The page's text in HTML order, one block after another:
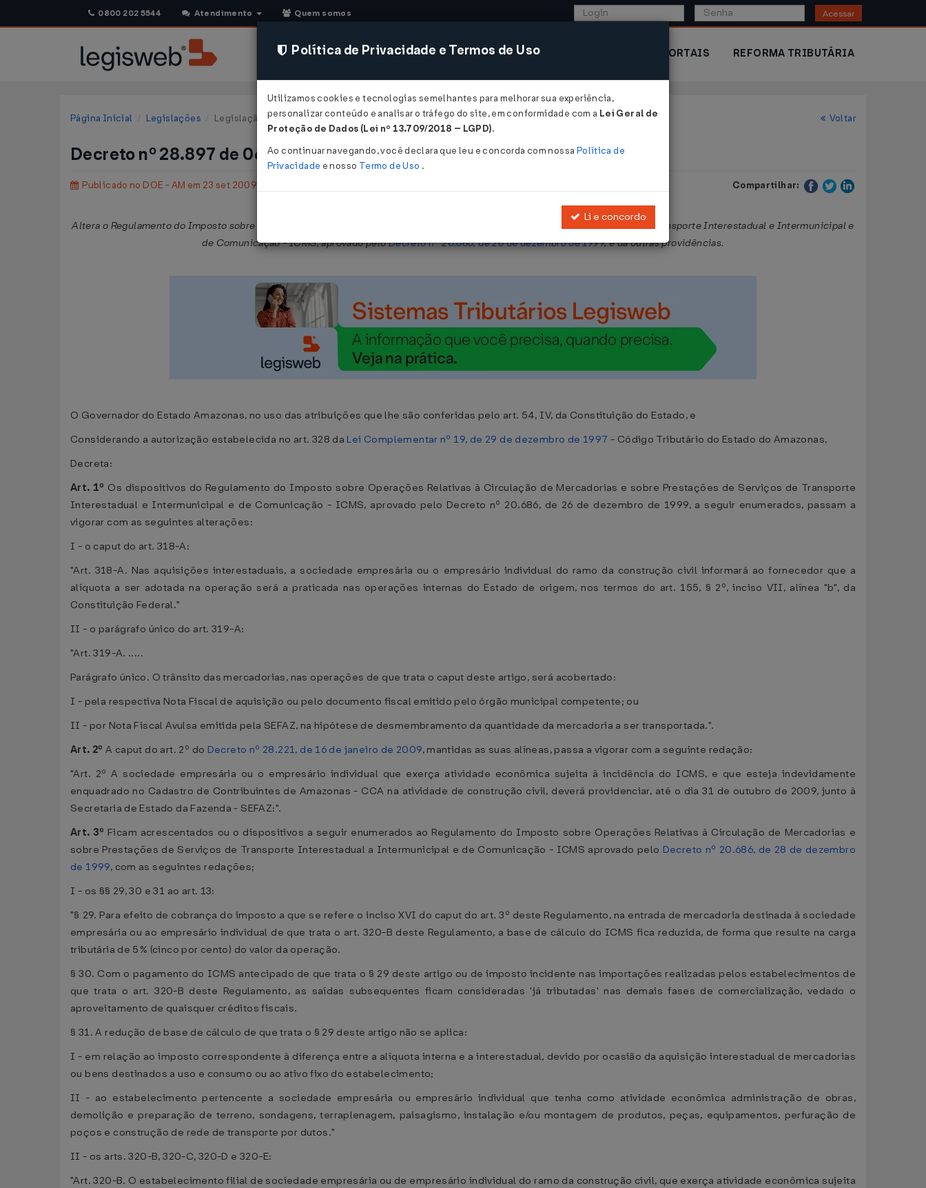
0800 202 5544 Atendimento Quem somos Acessar
CONSULTORIA SISTEMAS COMÉRCIO EXTERIOR PORTAIS REFORMA TRIBUTÁRIA
Página Inicial Legislações Legislação Estadual - Amazonas Voltar
Decreto nº 28.897 de 06/08/2009
Publicado no DOE - AM em 23 set 2009 Compartilhar:
Altera o Regulamento do Imposto sobre Operações Relativas à Circulação de Mercadorias e sobre Prestações de Serviços de Transporte Interestadual e Intermunicipal e
de Comunicação - ICMS, aprovado peloDecreto nº 20.686, de 28 de dezembro de 1999, e dá outras providências.
O Governador do Estado Amazonas, no uso das atribuições que lhe são conferidas pelo art. 54, IV, da Constituição do Estado, e
Considerando a autorização estabelecida no art. 328 da Lei Complementar nº 19, de 29 de dezembro de 1997 - Código Tributário do Estado do Amazonas,
Decreta:
Art. 1º Os dispositivos do Regulamento do Imposto sobre Operações Relativas à Circulação de Mercadorias e sobre Prestações de Serviços de Transporte
Interestadual e Intermunicipal e de Comunicação - ICMS, aprovado pelo Decreto nº 20.686, de 26 de dezembro de 1999, a seguir enumerados, passam a
vigorar com as seguintes alterações:
I - o caput do art. 318-A:
"Art. 318-A. Nas aquisições interestaduais, a sociedade empresária ou o empresário individual do ramo da construção civil informará ao fornecedor que a
alíquota a ser adotada na operação será a praticada nas operações internas do Estado de origem, nos termos do art. 155, § 2º, inciso VII, alínea "b", da
Constituição Federal."
II - o parágrafo único do art. 319-A:
"Art. 319-A. .....
Parágrafo único. O trânsito das mercadorias, nas operações de que trata o caput deste artigo, será acobertado:
I - pela respectiva Nota Fiscal de aquisição ou pelo documento fiscal emitido pelo órgão municipal competente; ou
II - por Nota Fiscal Avulsa emitida pela SEFAZ, na hipótese de desmembramento da quantidade da mercadoria a ser transportada.".
Art. 2º A caput do art. 2º do Decreto nº 28.221, de 16 de janeiro de 2009, mantidas as suas alíneas, passa a vigorar com a seguinte redação:
"Art. 2º A sociedade empresária ou o empresário individual que exerça atividade econômica sujeita à incidência do ICMS, e que esteja indevidamente
enquadrado no Cadastro de Contribuintes de Amazonas - CCA na atividade de construção civil, deverá providenciar, até o dia 31 de outubro de 2009, junto à
Secretaria de Estado da Fazenda - SEFAZ:".
Art. 3º Ficam acrescentados ou o dispositivos a seguir enumerados ao Regulamento do Imposto sobre Operações Relativas à Circulação de Mercadorias e
sobre Prestações de Serviços de Transporte Interestadual a Intermunicipal e de Comunicação - ICMS aprovado pelo Decreto nº 20.686, de 28 de dezembro
de 1999, com as seguintes redações;
I - os §§ 29, 30 e 31 ao art. 13:
"§ 29. Para efeito de cobrança do imposto a que se refere o inciso XVI do caput do art. 3º deste Regulamento, na entrada de mercadoria destinada à sociedade
empresária ou ao empresário individual de que trata o art. 320-B deste Regulamento, a base de cálculo do ICMS fica reduzida, de forma que resulte na carga
tributária de 5% (cinco por cento) do valor da operação.
§ 30. Com o pagamento do ICMS antecipado de que trata o § 29 deste artigo ou de imposto incidente nas importações realizadas pelos estabelecimentos de
que trata o art. 320-B deste Regulamento, as saídas subsequentes ficam consideradas 'já tributadas' nas demais fases de comercialização, vedado o
aproveitamento de quaisquer créditos fiscais.
§ 31. A redução de base de cálculo de que trata o § 29 deste artigo não se aplica:
I - em relação ao imposto correspondente à diferença entre a alíquota interna e a interestadual, devido por ocasião da aquisição interestadual de mercadorias
ou bens destinados a uso e consumo ou ao ativo fixo do estabelecimento;
II - ao estabelecimento pertencente a sociedade empresária ou empresário individual que tenha como atividade econômica administração de obras,
demolição e preparação de terreno, sondagens, terraplenagem, paisagismo, instalação e/ou montagem de produtos, peças, equipamentos, perfuração de
poços e construção de rede de transporte por dutos."
II - os arts. 320-B, 320-C, 320-D e 320-E:
"Art. 320-B. O estabelecimento filial de sociedade empresária ou de empresário individual do ramo da construção civil, que exerça atividade econômica sujeita
Política de Privacidade e Termos de Uso
Utilizamos cookies e tecnologias semelhantes para melhorar sua experiência,
personalizar conteúdo e analisar o tráfego do site, em conformidade com a Lei Geral de
Proteção de Dados (Lei nº 13.709/2018 – LGPD).
Ao continuar navegando, você declara que leu e concorda com nossa Política de
Privacidade e nosso Termo de Uso .
Li e concordo